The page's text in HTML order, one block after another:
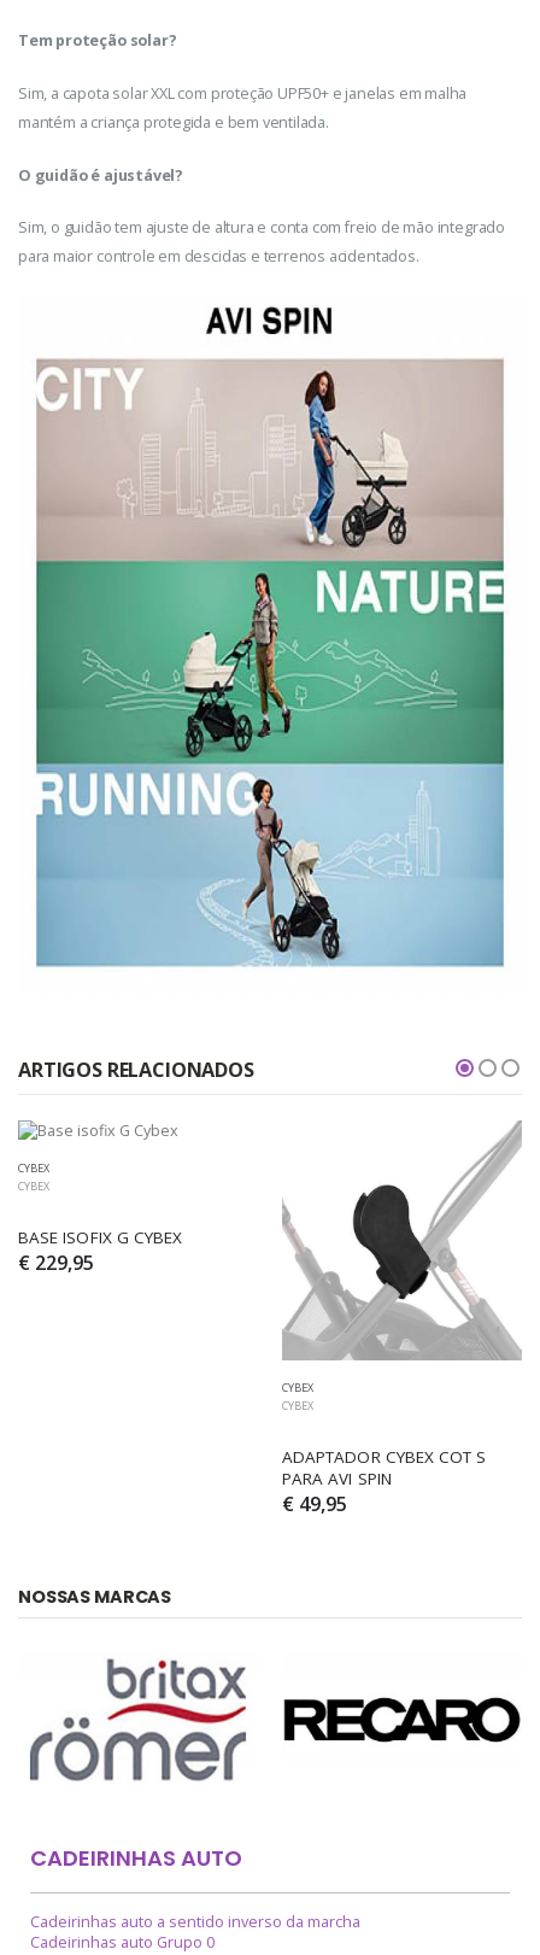
Tem proteção solar?
Sim, a capota solar XXL com proteção UPF50+ e janelas em malha
mantém a criança protegida e bem ventilada.
O guidão é ajustável?
Sim, o guidão tem ajuste de altura e conta com freio de mão integrado
para maior controle em descidas e terrenos acidentados.
ARTIGOS RELACIONADOS
CYBEX
CYBEX
BASE ISOFIX G CYBEX
€ 229,95
CYBEX
CYBEX
ADAPTADOR CYBEX COT S
PARA AVI SPIN
€ 49,95
NOSSAS MARCAS
CADEIRINHAS AUTO
Cadeirinhas auto a sentido inverso da marcha
Cadeirinhas auto Grupo 0